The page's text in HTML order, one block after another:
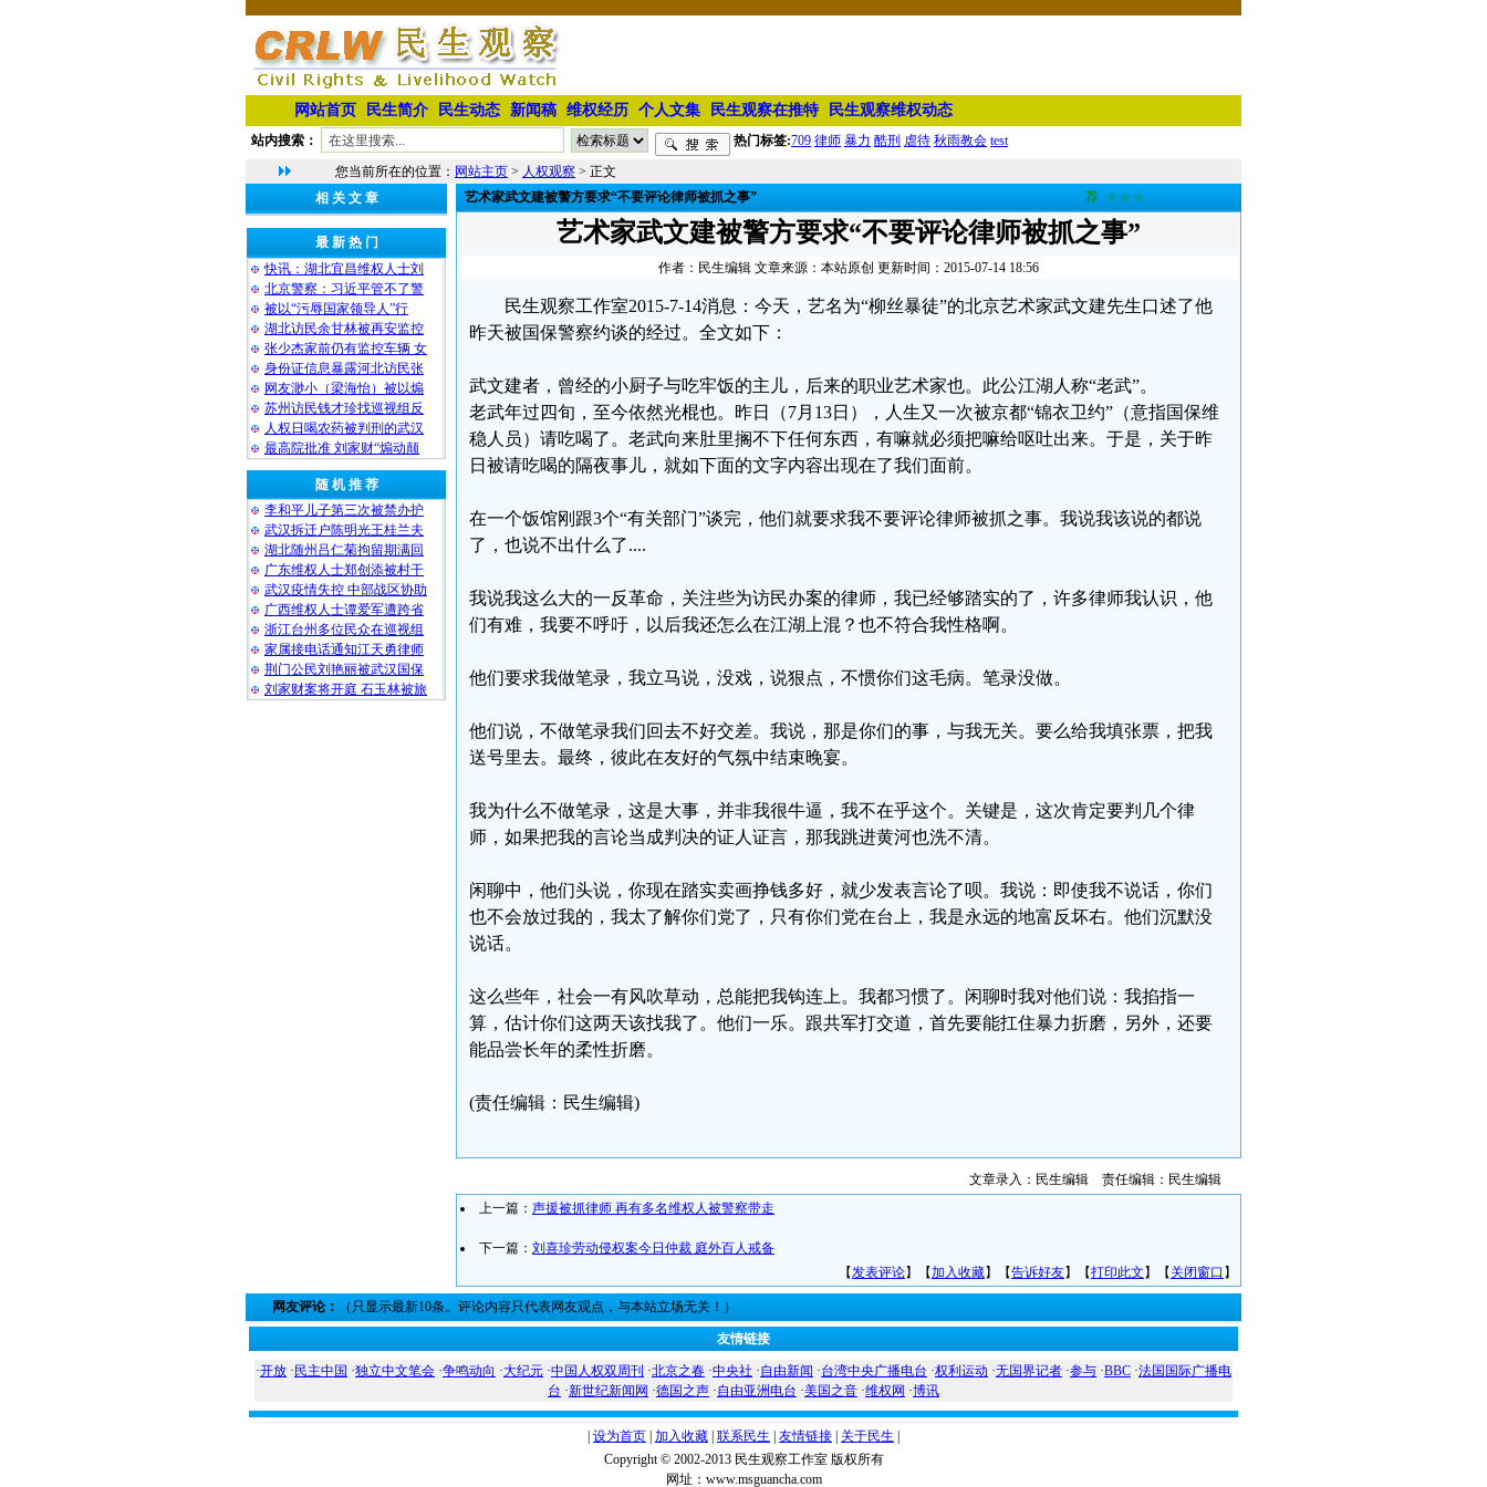
网站首页 民生简介 民生动态 新闻稿 维权经历 个人文集 民生观察在推特 民生观察维权动态
站内搜索： 热门标签:709 律师 暴力 酷刑 虐待 秋雨教会 test
您当前所在的位置： 网站主页 > 人权观察 > 正文
相 关 文 章
最 新 热 门
快讯：湖北宜昌维权人士刘
北京警察：习近平管不了警
被以“污辱国家领导人”行
湖北访民余甘林被再安监控
张少杰家前仍有监控车辆 女
身份证信息暴露河北访民张
网友渺小（梁海怡）被以煽
苏州访民钱才珍找巡视组反
人权日喝农药被判刑的武汉
最高院批准 刘家财“煽动颠
随 机 推 荐
李和平儿子第三次被禁办护
武汉拆迁户陈明光王桂兰夫
湖北随州吕仁菊拘留期满回
广东维权人士郑创添被村干
武汉疫情失控 中部战区协助
广西维权人士谭爱军遭跨省
浙江台州多位民众在巡视组
家属接电话通知江天勇律师
荆门公民刘艳丽被武汉国保
刘家财案将开庭 石玉林被旅
艺术家武文建被警方要求“不要评论律师被抓之事” 荐 ★★★
艺术家武文建被警方要求“不要评论律师被抓之事”
作者：民生编辑 文章来源：本站原创 更新时间：2015-07-14 18:56
民生观察工作室2015-7-14消息：今天，艺名为“柳丝暴徒”的北京艺术家武文建先生口述了他
昨天被国保警察约谈的经过。全文如下：
武文建者，曾经的小厨子与吃牢饭的主儿，后来的职业艺术家也。此公江湖人称“老武”。
老武年过四旬，至今依然光棍也。昨日（7月13日），人生又一次被京都“锦衣卫约”（意指国保维
稳人员）请吃喝了。老武向来肚里搁不下任何东西，有嘛就必须把嘛给呕吐出来。于是，关于昨
日被请吃喝的隔夜事儿，就如下面的文字内容出现在了我们面前。
在一个饭馆刚跟3个“有关部门”谈完，他们就要求我不要评论律师被抓之事。我说我该说的都说
了，也说不出什么了....
我说我这么大的一反革命，关注些为访民办案的律师，我已经够踏实的了，许多律师我认识，他
们有难，我要不呼吁，以后我还怎么在江湖上混？也不符合我性格啊。
他们要求我做笔录，我立马说，没戏，说狠点，不惯你们这毛病。笔录没做。
他们说，不做笔录我们回去不好交差。我说，那是你们的事，与我无关。要么给我填张票，把我
送号里去。最终，彼此在友好的气氛中结束晚宴。
我为什么不做笔录，这是大事，并非我很牛逼，我不在乎这个。关键是，这次肯定要判几个律
师，如果把我的言论当成判决的证人证言，那我跳进黄河也洗不清。
闲聊中，他们头说，你现在踏实卖画挣钱多好，就少发表言论了呗。我说：即使我不说话，你们
也不会放过我的，我太了解你们党了，只有你们党在台上，我是永远的地富反坏右。他们沉默没
说话。
这么些年，社会一有风吹草动，总能把我钩连上。我都习惯了。闲聊时我对他们说：我掐指一
算，估计你们这两天该找我了。他们一乐。跟共军打交道，首先要能扛住暴力折磨，另外，还要
能品尝长年的柔性折磨。
(责任编辑：民生编辑)
文章录入：民生编辑 责任编辑：民生编辑
上一篇： 声援被抓律师 再有多名维权人被警察带走
下一篇： 刘喜珍劳动侵权案今日仲裁 庭外百人戒备
【发表评论】【加入收藏】【告诉好友】【打印此文 】【 关闭窗口 】
网友评论： （只显示最新10条。评论内容只代表网友观点，与本站立场无关！）
友情链接
·开放 · 民主中国 ·独立中文笔会 ·争鸣动向 ·大纪元 ·中国人权双周刊 ·北京之春 ·中央社 ·自由新闻 ·台湾中央广播电台 ·权利运动 ·无国界记者 ·参与 ·BBC ·法国国际广播电
台 ·新世纪新闻网 ·德国之声 ·自由亚洲电台 ·美国之音 ·维权网 ·博讯
设为首页 加入收藏 联系民生 友情链接 关于民生
Copyright © 2002-2013 民生观察工作室 版权所有
网址：www.msguancha.com